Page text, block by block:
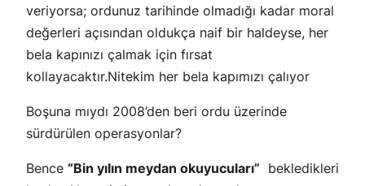
veriyorsa; ordunuz tarihinde olmadığı kadar moral
değerleri açısından oldukça naif bir haldeyse, her
bela kapınızı çalmak için fırsat
kollayacaktır.Nitekim her bela kapımızı çalıyor
Boşuna mıydı 2008’den beri ordu üzerinde
sürdürülen operasyonlar?
Bence “Bin yılın meydan okuyucuları” bekledikleri